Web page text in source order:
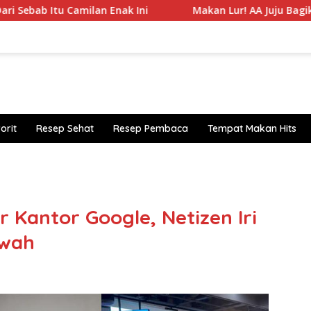
Enak Ini Makan Lur! AA Juju Bagikan Daftar 5
Resep Sehat Resep Pembaca Tempat Makan Hits
Kantor Google, Netizen Iri